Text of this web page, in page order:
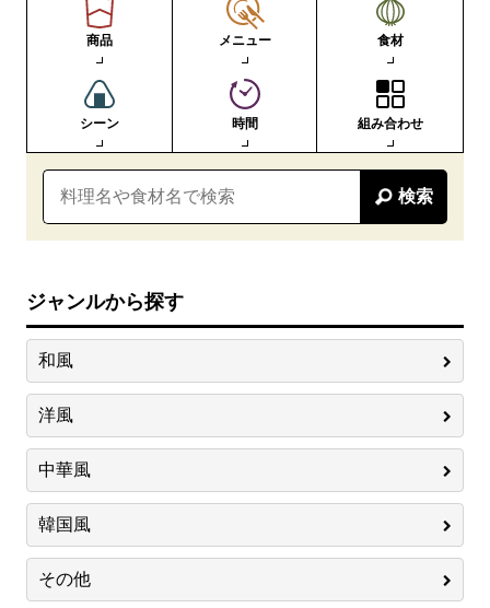
商品 メニュー 食材
シーン 時間 組み合わせ
検索
ジャンルから探す
和風
洋風
中華風
韓国風
その他